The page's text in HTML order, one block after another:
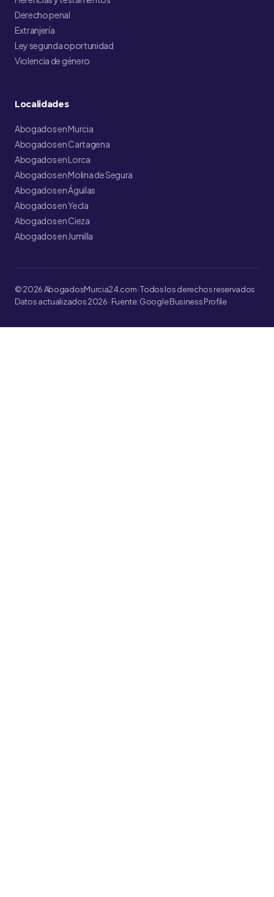
Derecho penal
Extranjería
Ley segunda oportunidad
Violencia de género
Localidades
Abogados en Murcia
Abogados en Cartagena
Abogados en Lorca
Abogados en Molina de Segura
Abogados en Águilas
Abogados en Yecla
Abogados en Cieza
Abogados en Jumilla
© 2026 AbogadosMurcia24.com · Todos los derechos reservados
Datos actualizados 2026 · Fuente: Google Business Profile